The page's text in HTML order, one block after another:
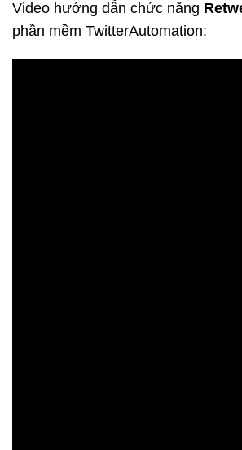
Video hướng dẫn chức năng
phần mềm TwitterAutomation: